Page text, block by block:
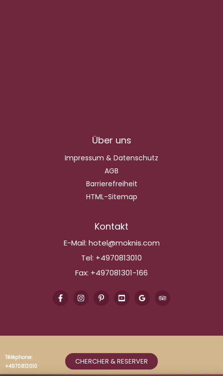
Über uns
Impressum & Datenschutz
AGB
Barrierefreiheit
HTML-Sitemap
Kontakt
E-Mail: hotel@moknis.com
Tel: +4970813010
Fax: +497081301-166
Téléphone:
+4970813010
CHERCHER & RESERVER